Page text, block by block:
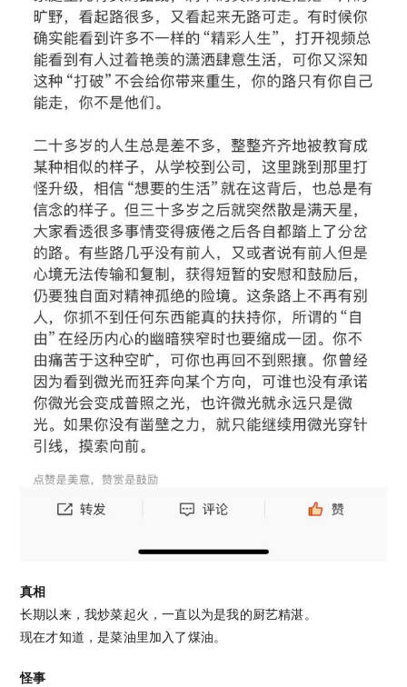
真相
长期以来，我炒菜起火，一直以为是我的厨艺精湛。
现在才知道，是菜油里加入了煤油。
怪事